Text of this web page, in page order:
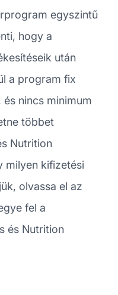
egyszintű
hogy a
után
a program fix
nincs minimum
többet
Nutrition
milyen kifizetési
olvassa el az
fel a
és Nutrition